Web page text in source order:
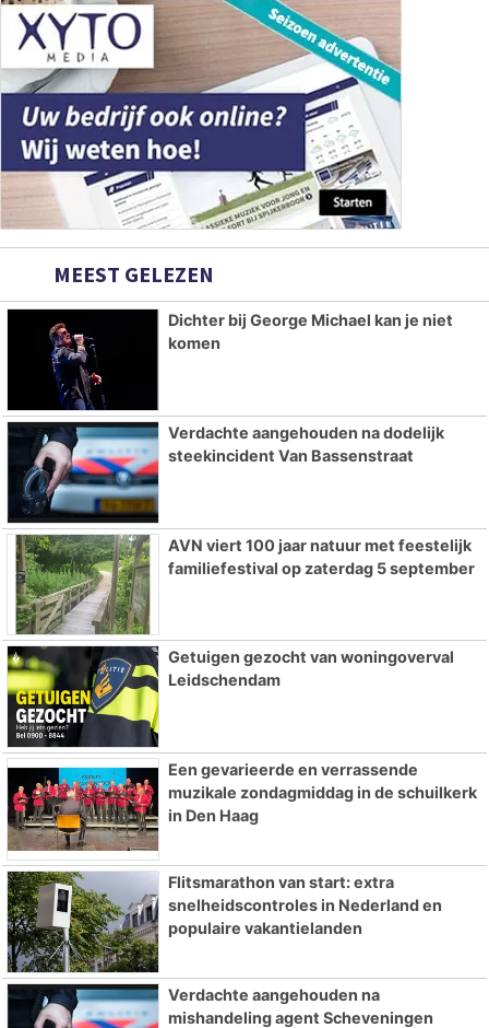
MEEST GELEZEN
Dichter bij George Michael kan je niet
komen
Verdachte aangehouden na dodelijk
steekincident Van Bassenstraat
AVN viert 100 jaar natuur met feestelijk
familiefestival op zaterdag 5 september
Getuigen gezocht van woningoverval
Leidschendam
Een gevarieerde en verrassende
muzikale zondagmiddag in de schuilkerk
in Den Haag
Flitsmarathon van start: extra
snelheidscontroles in Nederland en
populaire vakantielanden
Verdachte aangehouden na
mishandeling agent Scheveningen